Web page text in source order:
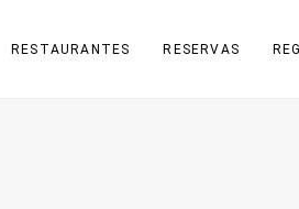
RESTAURANTES RESERVAS